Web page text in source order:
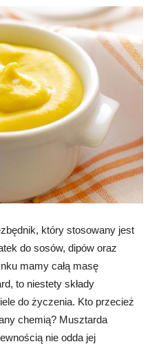
który stosowany jest
do sosów, dipów oraz
mamy całą masę
to niestety składy
do życzenia. Kto przecież
chemią? Musztarda
nie odda jej